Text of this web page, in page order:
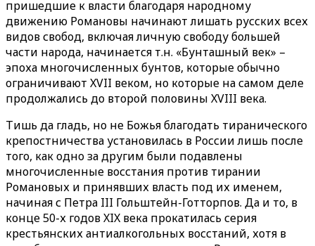
пришедшие к власти благодаря народному
движению Романовы начинают лишать русских всех
видов свобод, включая личную свободу большей
части народа, начинается т.н. «Бунташный век» –
эпоха многочисленных бунтов, которые обычно
ограничивают XVII веком, но которые на самом деле
продолжались до второй половины XVIII века.
Тишь да гладь, но не Божья благодать тиранического
крепостничества установилась в России лишь после
того, как одно за другим были подавлены
многочисленные восстания против тирании
Романовых и принявших власть под их именем,
начиная с Петра III Гольштейн-Готторпов. Да и то, в
конце 50-х годов XIX века прокатилась серия
крестьянских антиалкогольных восстаний, хотя в